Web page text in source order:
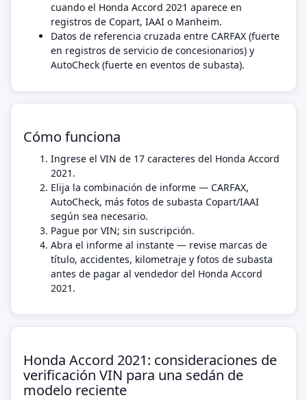
cuando el Honda Accord 2021 aparece en
registros de Copart, IAAI o Manheim.
Datos de referencia cruzada entre CARFAX (fuerte
en registros de servicio de concesionarios) y
AutoCheck (fuerte en eventos de subasta).
Cómo funciona
Ingrese el VIN de 17 caracteres del Honda Accord
2021.
Elija la combinación de informe — CARFAX,
AutoCheck, más fotos de subasta Copart/IAAI
según sea necesario.
Pague por VIN; sin suscripción.
Abra el informe al instante — revise marcas de
título, accidentes, kilometraje y fotos de subasta
antes de pagar al vendedor del Honda Accord
2021.
Honda Accord 2021: consideraciones de
verificación VIN para una sedán de
modelo reciente